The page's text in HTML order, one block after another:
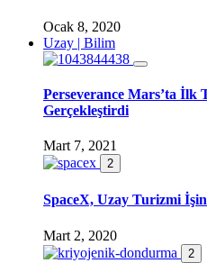
Ocak 8, 2020
Uzay | Bilim
Perseverance Mars’ta İlk
Gerçekleştirdi
Mart 7, 2021
2
SpaceX, Uzay Turizmi
Mart 2, 2020
2